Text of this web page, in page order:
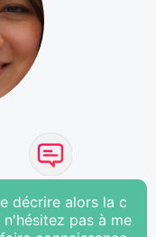
décrire alors la c
pas à me